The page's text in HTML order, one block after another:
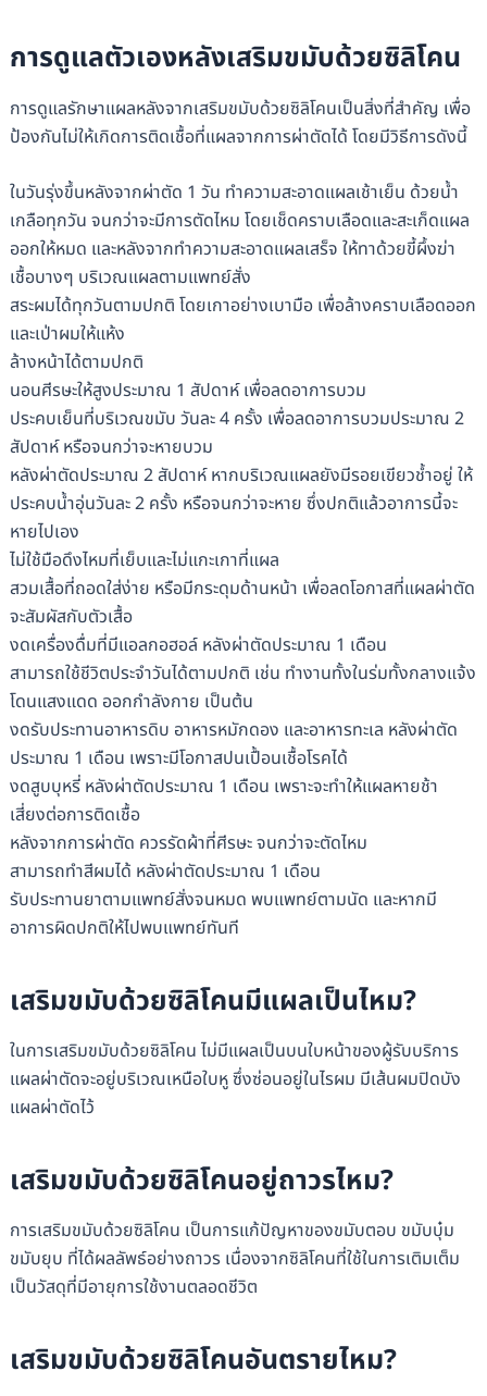
การดูแลตัวเองหลังเสริมขมับด้วยซิลิโคน
การดูแลรักษาแผลหลังจากเสริมขมับด้วยซิลิโคนเป็นสิ่งที่สำคัญ เพื่อ
ป้องกันไม่ให้เกิดการติดเชื้อที่แผลจากการผ่าตัดได้ โดยมีวิธีการดังนี้
ในวันรุ่งขึ้นหลังจากผ่าตัด 1 วัน ทำความสะอาดแผลเช้าเย็น ด้วยน้ำ
เกลือทุกวัน จนกว่าจะมีการตัดไหม โดยเช็ดคราบเลือดและสะเก็ดแผล
ออกให้หมด และหลังจากทำความสะอาดแผลเสร็จ ให้ทาด้วยขี้ผึ้งฆ่า
เชื้อบางๆ บริเวณแผลตามแพทย์สั่ง
สระผมได้ทุกวันตามปกติ โดยเกาอย่างเบามือ เพื่อล้างคราบเลือดออก
และเป่าผมให้แห้ง
ล้างหน้าได้ตามปกติ
นอนศีรษะให้สูงประมาณ 1 สัปดาห์ เพื่อลดอาการบวม
ประคบเย็นที่บริเวณขมับ วันละ 4 ครั้ง เพื่อลดอาการบวมประมาณ 2
สัปดาห์ หรือจนกว่าจะหายบวม
หลังผ่าตัดประมาณ 2 สัปดาห์ หากบริเวณแผลยังมีรอยเขียวช้ำอยู่ ให้
ประคบน้ำอุ่นวันละ 2 ครั้ง หรือจนกว่าจะหาย ซึ่งปกติแล้วอาการนี้จะ
หายไปเอง
ไม่ใช้มือดึงไหมที่เย็บและไม่แกะเกาที่แผล
สวมเสื้อที่ถอดใส่ง่าย หรือมีกระดุมด้านหน้า เพื่อลดโอกาสที่แผลผ่าตัด
จะสัมผัสกับตัวเสื้อ
งดเครื่องดื่มที่มีแอลกอฮอล์ หลังผ่าตัดประมาณ 1 เดือน
สามารถใช้ชีวิตประจำวันได้ตามปกติ เช่น ทำงานทั้งในร่มทั้งกลางแจ้ง
โดนแสงแดด ออกกำลังกาย เป็นต้น
งดรับประทานอาหารดิบ อาหารหมักดอง และอาหารทะเล หลังผ่าตัด
ประมาณ 1 เดือน เพราะมีโอกาสปนเปื้อนเชื้อโรคได้
งดสูบบุหรี่ หลังผ่าตัดประมาณ 1 เดือน เพราะจะทำให้แผลหายช้า
เสี่ยงต่อการติดเชื้อ
หลังจากการผ่าตัด ควรรัดผ้าที่ศีรษะ จนกว่าจะตัดไหม
สามารถทำสีผมได้ หลังผ่าตัดประมาณ 1 เดือน
รับประทานยาตามแพทย์สั่งจนหมด พบแพทย์ตามนัด และหากมี
อาการผิดปกติให้ไปพบแพทย์ทันที
เสริมขมับด้วยซิลิโคนมีแผลเป็นไหม?
ในการเสริมขมับด้วยซิลิโคน ไม่มีแผลเป็นบนใบหน้าของผู้รับบริการ
แผลผ่าตัดจะอยู่บริเวณเหนือใบหู ซึ่งซ่อนอยู่ในไรผม มีเส้นผมปิดบัง
แผลผ่าตัดไว้
เสริมขมับด้วยซิลิโคนอยู่ถาวรไหม?
การเสริมขมับด้วยซิลิโคน เป็นการแก้ปัญหาของขมับตอบ ขมับบุ๋ม
ขมับยุบ ที่ได้ผลลัพธ์อย่างถาวร เนื่องจากซิลิโคนที่ใช้ในการเติมเต็ม
เป็นวัสดุที่มีอายุการใช้งานตลอดชีวิต
เสริมขมับด้วยซิลิโคนอันตรายไหม?